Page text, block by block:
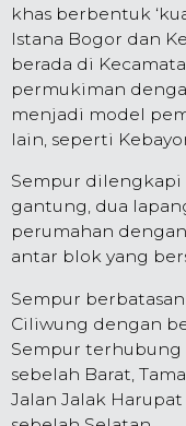
khas berbentuk
Istana Bogor dan
berada di
permukiman
menjadi model
lain, seperti
Sempur dilengkapi
gantung, dua
perumahan
antar blok yang
Sempur
Ciliwung dengan
Sempur terhubung
sebelah Barat,
Jalan Jalak Harupat